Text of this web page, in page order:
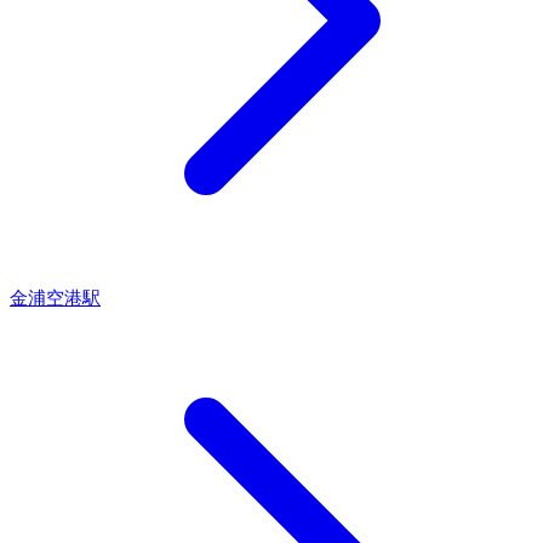
金浦空港駅